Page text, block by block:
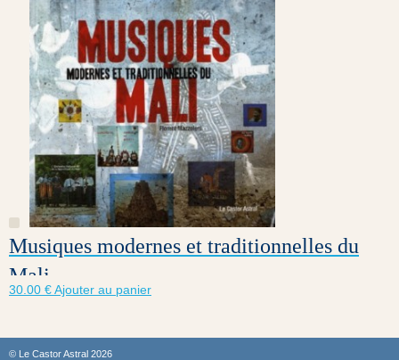
Musiques modernes et traditionnelles du
Mali
30.00 €Ajouter au panier
© Le Castor Astral 2026